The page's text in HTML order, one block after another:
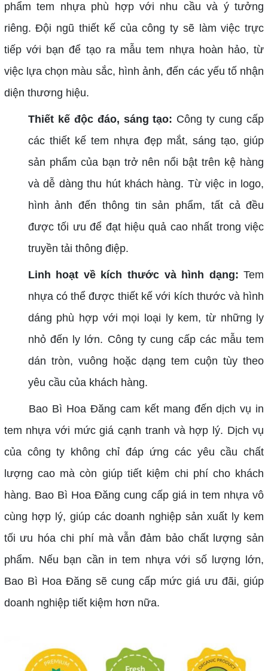
phẩm tem nhựa phù hợp với nhu cầu và ý tưởng
riêng. Đội ngũ thiết kế của công ty sẽ làm việc trực
tiếp với bạn để tạo ra mẫu tem nhựa hoàn hảo, từ
việc lựa chọn màu sắc, hình ảnh, đến các yếu tố nhận
diện thương hiệu.
Thiết kế độc đáo, sáng tạo: Công ty cung cấp
các thiết kế tem nhựa đẹp mắt, sáng tạo, giúp
sản phẩm của bạn trở nên nổi bật trên kệ hàng
và dễ dàng thu hút khách hàng. Từ việc in logo,
hình ảnh đến thông tin sản phẩm, tất cả đều
được tối ưu để đạt hiệu quả cao nhất trong việc
truyền tải thông điệp.
Linh hoạt về kích thước và hình dạng: Tem
nhựa có thể được thiết kế với kích thước và hình
dáng phù hợp với mọi loại ly kem, từ những ly
nhỏ đến ly lớn. Công ty cung cấp các mẫu tem
dán tròn, vuông hoặc dạng tem cuộn tùy theo
yêu cầu của khách hàng.
Bao Bì Hoa Đăng cam kết mang đến dịch vụ in
tem nhựa với mức giá cạnh tranh và hợp lý. Dịch vụ
của công ty không chỉ đáp ứng các yêu cầu chất
lượng cao mà còn giúp tiết kiệm chi phí cho khách
hàng. Bao Bì Hoa Đăng cung cấp giá in tem nhựa vô
cùng hợp lý, giúp các doanh nghiệp sản xuất ly kem
tối ưu hóa chi phí mà vẫn đảm bảo chất lượng sản
phẩm. Nếu bạn cần in tem nhựa với số lượng lớn,
Bao Bì Hoa Đăng sẽ cung cấp mức giá ưu đãi, giúp
doanh nghiệp tiết kiệm hơn nữa.